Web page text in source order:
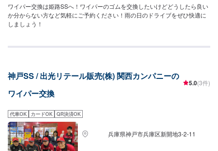
ワイパー交換は姫路SSへ！ワイパーのゴムを交換したいけどどうしたら良い
か分からない方など気軽にご予約ください！雨の日のドライブをぜひ快適に
しましょう！
神戸SS / 出光リテール販売(株) 関西カンパニーの
ワイパー交換
5.0(3件)
代車OK カードOK QR決済OK
兵庫県神戸市兵庫区新開地3-2-11